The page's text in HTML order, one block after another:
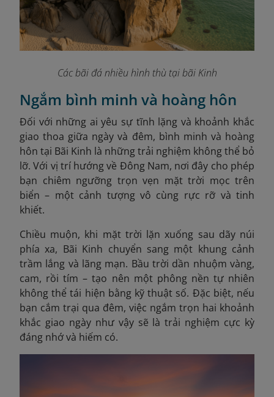
Các bãi đá nhiều hình thù tại bãi Kinh
Ngắm bình minh và hoàng hôn
Đối với những ai yêu sự tĩnh lặng và khoảnh khắc
giao thoa giữa ngày và đêm, bình minh và hoàng
hôn tại Bãi Kinh là những trải nghiệm không thể bỏ
lỡ. Với vị trí hướng về Đông Nam, nơi đây cho phép
bạn chiêm ngưỡng trọn vẹn mặt trời mọc trên
biển – một cảnh tượng vô cùng rực rỡ và tinh
khiết.
Chiều muộn, khi mặt trời lặn xuống sau dãy núi
phía xa, Bãi Kinh chuyển sang một khung cảnh
trầm lắng và lãng mạn. Bầu trời dần nhuộm vàng,
cam, rồi tím – tạo nên một phông nền tự nhiên
không thể tái hiện bằng kỹ thuật số. Đặc biệt, nếu
bạn cắm trại qua đêm, việc ngắm trọn hai khoảnh
khắc giao ngày như vậy sẽ là trải nghiệm cực kỳ
đáng nhớ và hiếm có.